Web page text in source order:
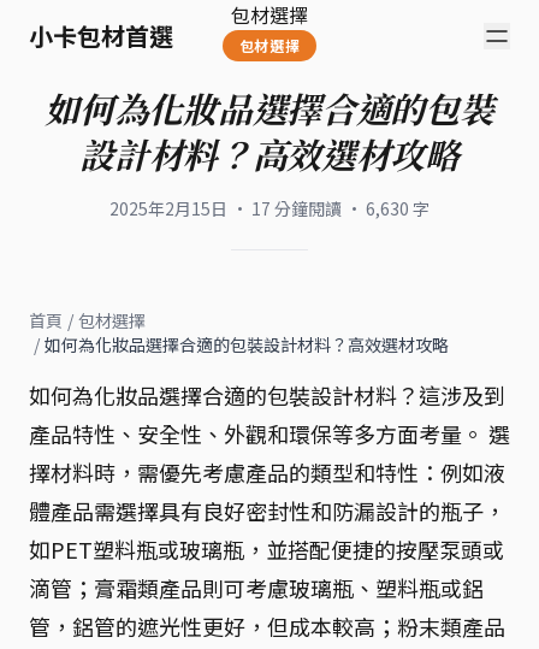
小卡包材首選
包材選擇
包材選擇
如何為化妝品選擇合適的包裝
設計材料？高效選材攻略
2025年2月15日 · 17 分鐘閱讀 · 6,630 字
首頁 / 包材選擇
/ 如何為化妝品選擇合適的包裝設計材料？高效選材攻略
如何為化妝品選擇合適的包裝設計材料？這涉及到
產品特性、安全性、外觀和環保等多方面考量。 選
擇材料時，需優先考慮產品的類型和特性：例如液
體產品需選擇具有良好密封性和防漏設計的瓶子，
如PET塑料瓶或玻璃瓶，並搭配便捷的按壓泵頭或
滴管；膏霜類產品則可考慮玻璃瓶、塑料瓶或鋁
管，鋁管的遮光性更好，但成本較高；粉末類產品